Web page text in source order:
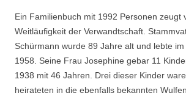
Ein Familienbuch mit 1992 Personen zeugt
Weitläufigkeit der Verwandtschaft.
Schürmann wurde 89 Jahre alt und lebte
1958. Seine Frau Josephine gebar 11
1938 mit 46 Jahren. Drei dieser Kinder
heirateten in die ebenfalls bekannten